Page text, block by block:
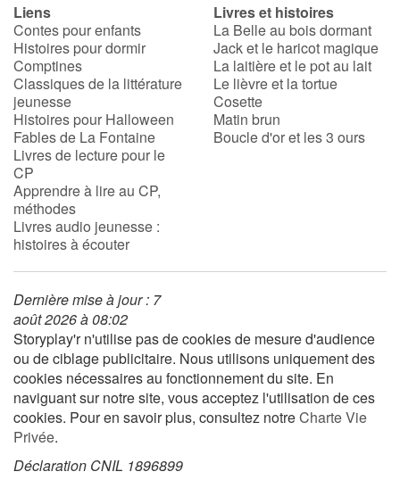
Liens
Contes pour enfants
Histoires pour dormir
Comptines
Classiques de la littérature
jeunesse
Histoires pour Halloween
Fables de La Fontaine
Livres de lecture pour le
CP
Apprendre à lire au CP,
méthodes
Livres audio jeunesse :
histoires à écouter
Livres et histoires
La Belle au bois dormant
Jack et le haricot magique
La laitière et le pot au lait
Le lièvre et la tortue
Cosette
Matin brun
Boucle d'or et les 3 ours
Dernière mise à jour : 7
août 2026 à 08:02
Storyplay'r n'utilise pas de cookies de mesure d'audience
ou de ciblage publicitaire. Nous utilisons uniquement des
cookies nécessaires au fonctionnement du site. En
naviguant sur notre site, vous acceptez l'utilisation de ces
cookies. Pour en savoir plus, consultez notreCharte Vie
Privée.
Déclaration CNIL 1896899